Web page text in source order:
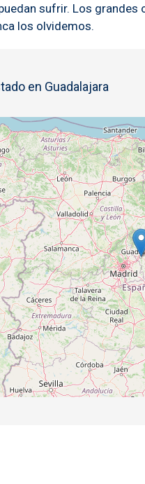
sufrir. Los
los olvidemos.
en Guadalajara